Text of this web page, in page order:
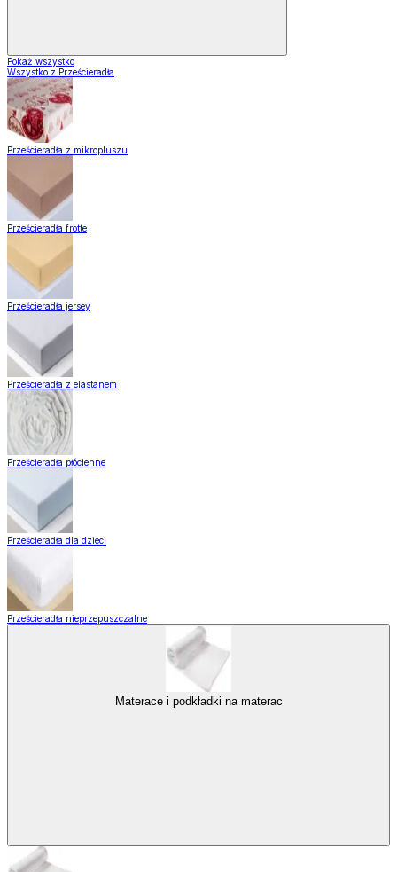
Pokaż wszystko
Wszystko z Prześcieradła
Prześcieradła z mikropluszu
Prześcieradła frotte
Prześcieradła jersey
Prześcieradła z elastanem
Prześcieradła płócienne
Prześcieradła dla dzieci
Prześcieradła nieprzepuszczalne
Materace i podkładki na materac